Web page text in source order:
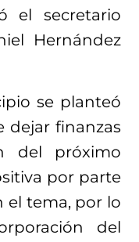
el secretario
Hernández
se planteó
dejar finanzas
del próximo
por parte
el tema, por lo
del